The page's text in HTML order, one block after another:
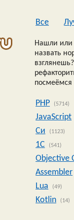
Все
Нашли или
назвать
посмеёмся
PHP (5714)
JavaScript
Си
(1123)
1C (541)
Objective
Assembler
Lua
(49)
Kotlin (14)